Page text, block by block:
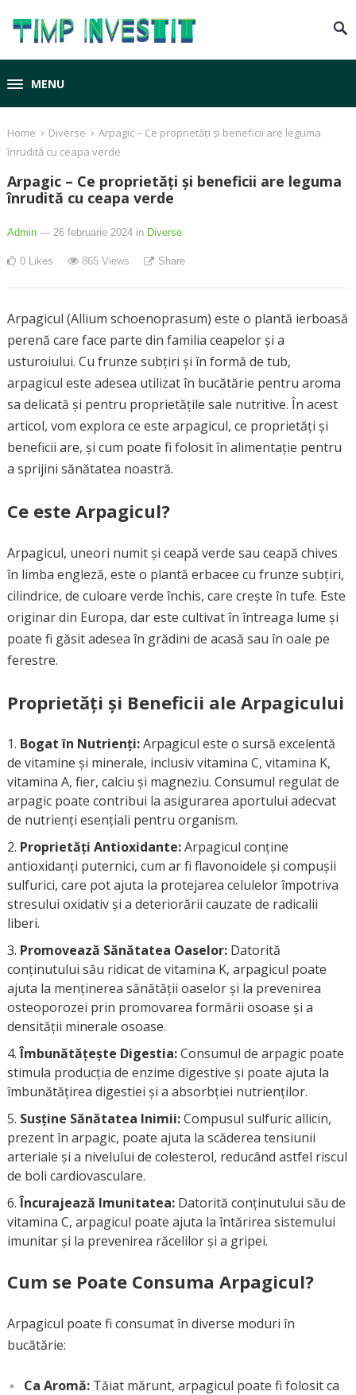
MENU
Home › Diverse › Arpagic – Ce proprietăți și beneficii are leguma
înrudită cu ceapa verde
Arpagic – Ce proprietăți și beneficii are leguma
înrudită cu ceapa verde
Admin — 26 februarie 2024 in Diverse
0 Likes 865Views Share
Arpagicul (Allium schoenoprasum) este o plantă ierboasă
perenă care face parte din familia ceapelor și a
usturoiului. Cu frunze subțiri și în formă de tub,
arpagicul este adesea utilizat în bucătărie pentru aroma
sa delicată și pentru proprietățile sale nutritive. În acest
articol, vom explora ce este arpagicul, ce proprietăți și
beneficii are, și cum poate fi folosit în alimentație pentru
a sprijini sănătatea noastră.
Ce este Arpagicul?
Arpagicul, uneori numit și ceapă verde sau ceapă chives
în limba engleză, este o plantă erbacee cu frunze subțiri,
cilindrice, de culoare verde închis, care crește în tufe. Este
originar din Europa, dar este cultivat în întreaga lume și
poate fi găsit adesea în grădini de acasă sau în oale pe
ferestre.
Proprietăți și Beneficii ale Arpagicului
Bogat în Nutrienți:Arpagicul este o sursă excelentă
de vitamine și minerale, inclusiv vitamina C, vitamina K,
vitamina A, fier, calciu și magneziu. Consumul regulat de
arpagic poate contribui la asigurarea aportului adecvat
de nutrienți esențiali pentru organism.
Proprietăți Antioxidante:Arpagicul conține
antioxidanți puternici, cum ar fi flavonoidele și compușii
sulfurici, care pot ajuta la protejarea celulelor împotriva
stresului oxidativ și a deteriorării cauzate de radicalii
liberi.
Promovează Sănătatea Oaselor:Datorită
conținutului său ridicat de vitamina K, arpagicul poate
ajuta la menținerea sănătății oaselor și la prevenirea
osteoporozei prin promovarea formării osoase și a
densității minerale osoase.
Îmbunătățește Digestia:Consumul de arpagic poate
stimula producția de enzime digestive și poate ajuta la
îmbunătățirea digestiei și a absorbției nutrienților.
Susține Sănătatea Inimii:Compusul sulfuric allicin,
prezent în arpagic, poate ajuta la scăderea tensiunii
arteriale și a nivelului de colesterol, reducând astfel riscul
de boli cardiovasculare.
Încurajează Imunitatea:Datorită conținutului său de
vitamina C, arpagicul poate ajuta la întărirea sistemului
imunitar și la prevenirea răcelilor și a gripei.
Cum se Poate Consuma Arpagicul?
Arpagicul poate fi consumat în diverse moduri în
bucătărie:
Ca Aromă:Tăiat mărunt, arpagicul poate fi folosit ca